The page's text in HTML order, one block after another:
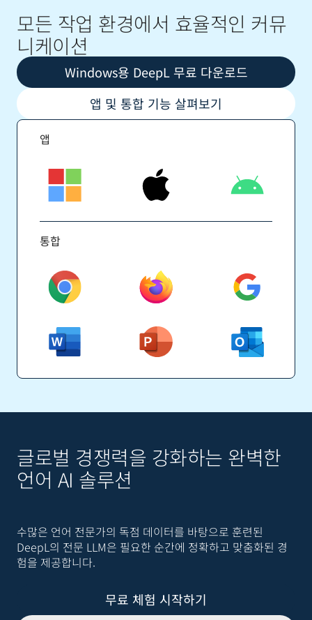
글로벌 경쟁력을 강화하는 완벽한
언어 AI 솔루션
수많은 언어 전문가의 독점 데이터를 바탕으로 훈련된
DeepL의 전문 LLM은 필요한 순간에 정확하고 맞춤화된 경
험을 제공합니다.
무료 체험 시작하기
모든 작업 환경에서 효율적인 커뮤
니케이션
앱
통합
Windows용 DeepL 무료 다운로드
앱 및 통합 기능 살펴보기